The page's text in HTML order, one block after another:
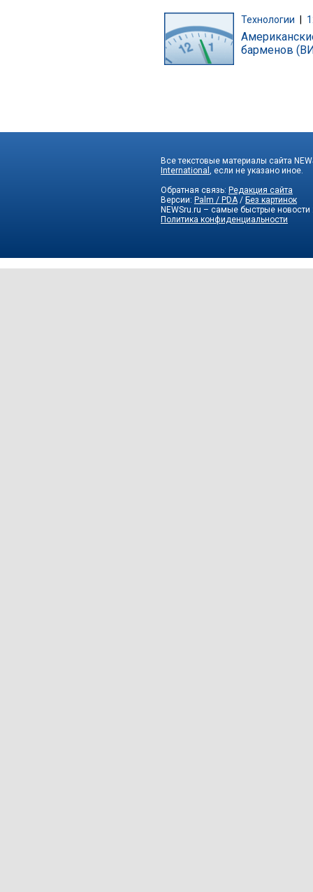
Технологии
барменов
Все текстовые материалы сайта
International
, если не указано иное.
Обратная связь: Редакция сайта
Версии: Palm / PDA / Без картинок
NEWSru.ru – самые быстрые новости
Политика конфиденциальности